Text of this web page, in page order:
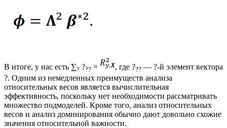
В итоге, у нас есть ∑? ??? = , где ??? — ?-й элемент вектора
?. Одним из немедленных преимуществ анализа
относительных весов является вычислительная
эффективность, поскольку нет необходимости рассматривать
множество подмоделей. Кроме того, анализ относительных
весов и анализ доминирования обычно дают довольно схожие
значения относительной важности.